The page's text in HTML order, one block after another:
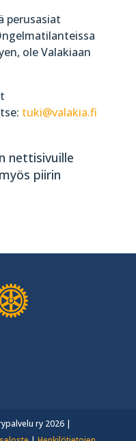
perusasiat
ole Valakiaan
tuki@valakia.fi
nettisivuille
piirin
ry 2026 |